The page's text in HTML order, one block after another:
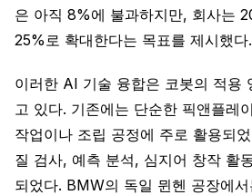
은 아직 8%에 불과하지만, 회사는
25%로 확대한다는 목표를 제시했다.
이러한 AI 기술 융합은 코봇의 적용
고 있다. 기존에는 단순한 픽앤플레
작업이나 조립 공정에 주로 활용되
질 검사, 예측 분석, 심지어 창작 활
되었다. BMW의 독일 뮌헨 공장에